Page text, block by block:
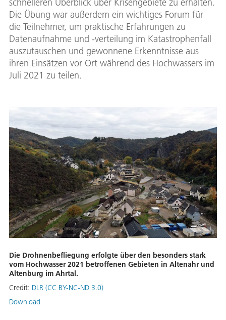
Die Übung war außerdem ein wichtiges Forum für
die Teilnehmer, um praktische Erfahrungen zu
Datenaufnahme und -verteilung im Katastrophenfall
auszutauschen und gewonnene Erkenntnisse aus
ihren Einsätzen vor Ort während des Hochwassers im
Juli 2021 zu teilen.
Die Drohnenbefliegung erfolgte über den besonders stark
vom Hochwasser 2021 betroffenen Gebieten in Altenahr und
Altenburg im Ahrtal.
Credit: DLR (CC BY-NC-ND 3.0)
Download